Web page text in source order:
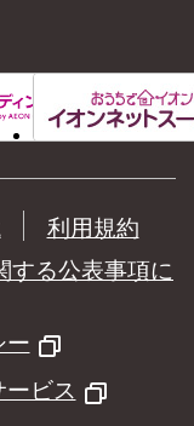
利用規約
する公表事項に
ー
ビス